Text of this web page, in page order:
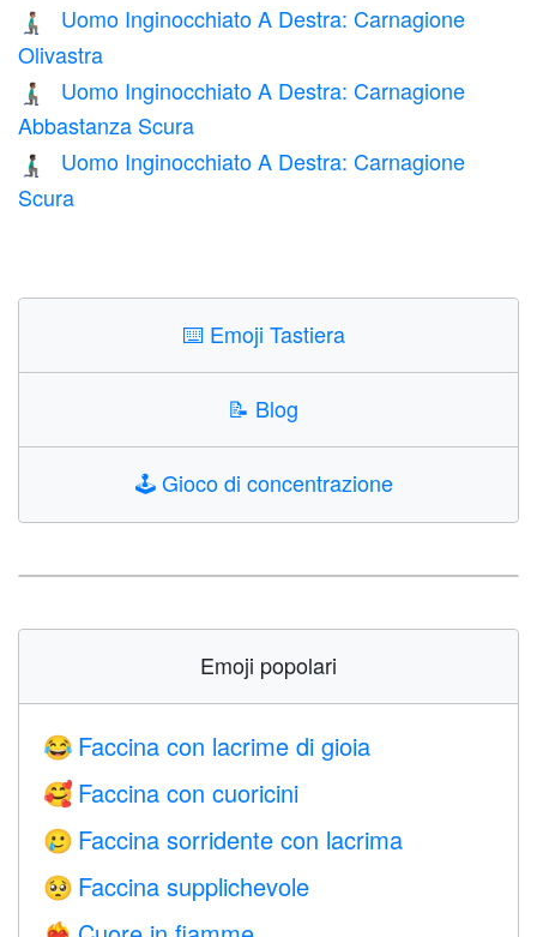
🧎🏽‍♂️‍➡️
Uomo Inginocchiato A Destra: Carnagione
Olivastra
🧎🏾‍♂️‍➡️
Uomo Inginocchiato A Destra: Carnagione
Abbastanza Scura
🧎🏿‍♂️‍➡️
Uomo Inginocchiato A Destra: Carnagione
Scura
⌨️ Emoji Tastiera
📝 Blog
🕹️Gioco di concentrazione
Emoji popolari
😂 Faccina con lacrime di gioia
🥰 Faccina con cuoricini
🥲 Faccina sorridente con lacrima
🥺 Faccina supplichevole